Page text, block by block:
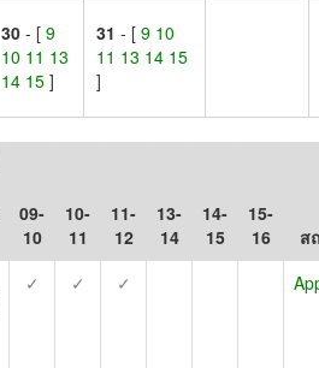
30 - [9
10 11 13
14 15]
31 - [9 10
11 13 14 15
]
09-
10
10-
11
11-
12
13-
14
14-
15
15-
16
ส
✓ ✓ ✓